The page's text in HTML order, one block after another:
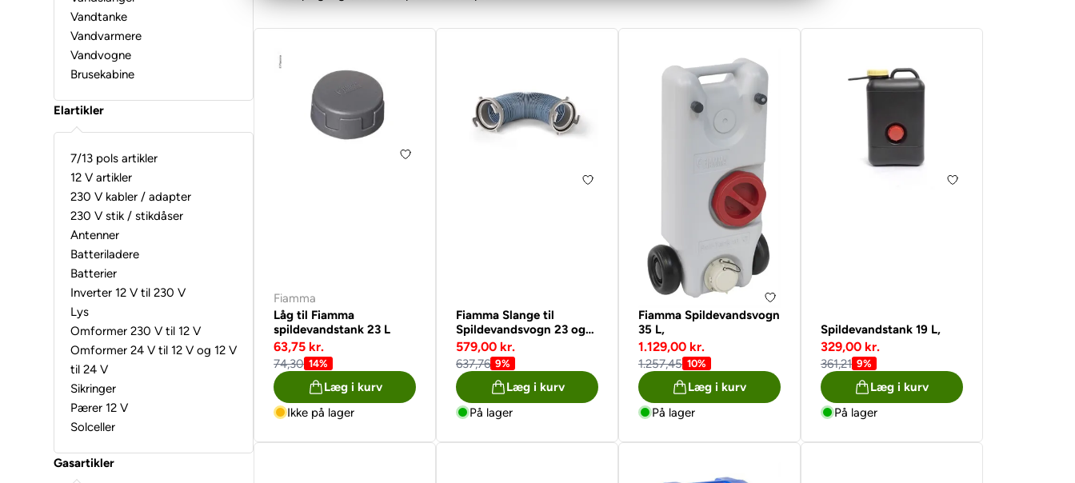
Elartikler
7/13 pols artikler
12 V artikler
230 V kabler / adapter
230 V stik / stikdåser
Antenner
Batteriladere
Batterier
Inverter 12 V til 230 V
Lys
Omformer 230 V til 12 V
Omformer 24 V til 12 V og 12 V
til 24 V
Sikringer
Pærer 12 V
Solceller
Gasartikler
Vandtanke
Vandvarmere
Vandvogne
Brusekabine
Fiamma
Låg til Fiamma
spildevandstank 23 L
63,75 kr.
74,30 14%
Læg i kurv
Ikke på lager
Fiamma Slange til
Spildevandsvogn 23 og
40 L,
579,00 kr.
637,76 9%
Læg i kurv
På lager
Fiamma Spildevandsvogn
35 L,
1.129,00 kr.
1.257,45 10%
Læg i kurv
På lager
Spildevandstank 19 L,
329,00 kr.
361,21 9%
Læg i kurv
På lager